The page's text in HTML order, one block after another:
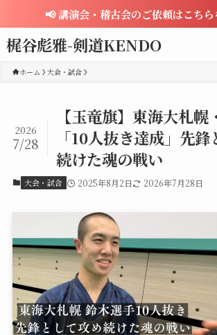
📢 講演会・稽古会のご依頼はこちら
梶谷彪雅-剣道KENDO
ホーム 大会・試合
【玉竜旗】東海大札
「10人抜き達成」先
続けた魂の戦い
2026
7/28
大会・試合 2025年8月2日 2026年7月28日